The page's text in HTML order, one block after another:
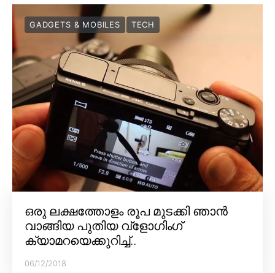
GADGETS & MOBILES TECH
ഒരു ലക്ഷത്തോളം രൂപ മുടക്കി ഞാൻ
വാങ്ങിയ പുതിയ വ്‌ളോഗിംഗ്
ക്യാമറയെക്കുറിച്ച്..
06/12/2018